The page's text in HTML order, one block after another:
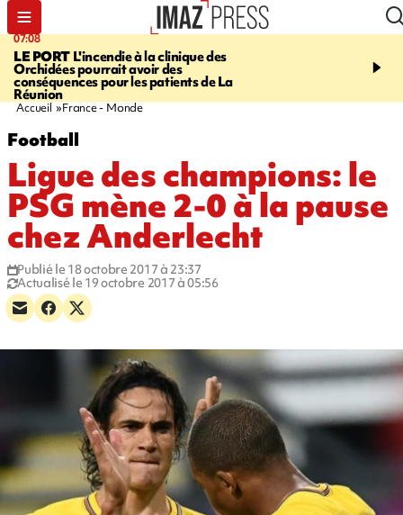
07:08
LE PORT L'incendie à la clinique des
Orchidées pourrait avoir des
conséquences pour les patients de La
Réunion
09:56
Accueil France - Monde
Football
Ligue des champions: le
PSG mène 2-0 à la pause
chez Anderlecht
Publié le 18 octobre 2017 à 23:37
Actualisé le 19 octobre 2017 à 05:56